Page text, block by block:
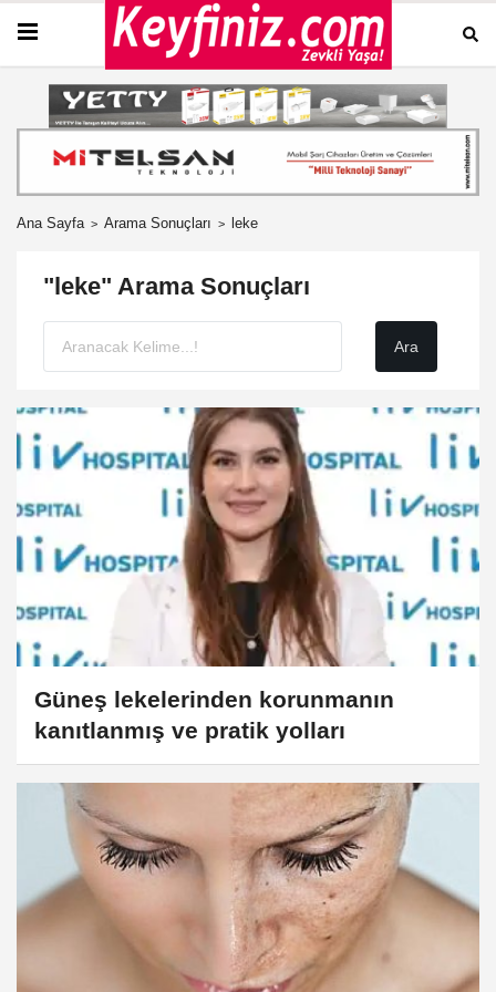
Ana Sayfa Arama Sonuçları leke
"leke" Arama Sonuçları
Güneş lekelerinden korunmanın
kanıtlanmış ve pratik yolları